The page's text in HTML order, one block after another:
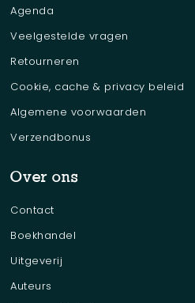
Agenda
Veelgestelde vragen
Retourneren
Cookie, cache & privacy beleid
Algemene voorwaarden
Verzendbonus
Over ons
Contact
Boekhandel
Uitgeverij
Auteurs